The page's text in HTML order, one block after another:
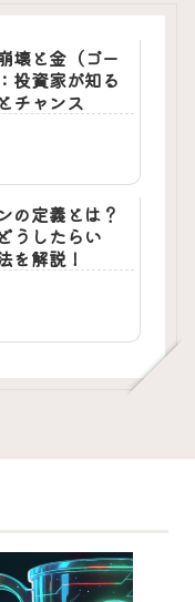
壊と金（ゴー
投資家が知る
チャンス
の定義とは？
うしたらい
を解説！